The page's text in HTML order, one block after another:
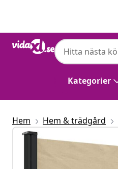
Kategorier
Hem Hem & trädgård